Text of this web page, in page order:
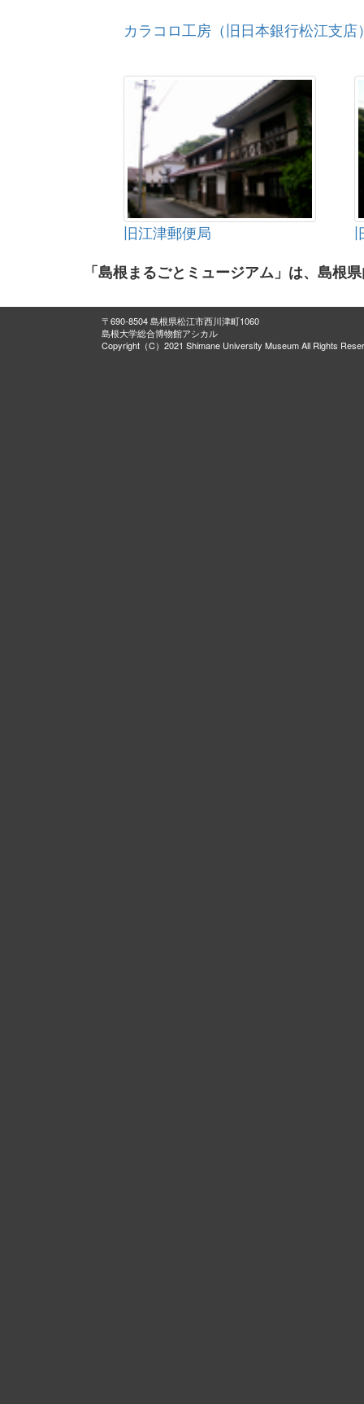
カラコロ工房（旧日本銀行松江支店
旧江津郵便局
「島根まるごとミュージアム」は、島根
〒690-8504 島根県松江市西川津町1060
島根大学総合博物館アシカル
Copyright（C）2021 Shimane University Museum All Rights